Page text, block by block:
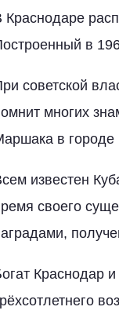
Краснодаре
в
советской
многих
в городе
известен
своего
Краснодар